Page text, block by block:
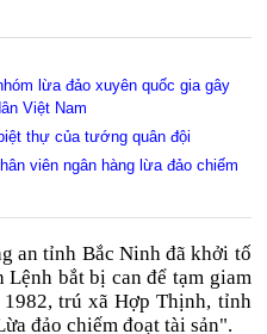
lừa đảo xuyên quốc gia gây
Việt Nam
thự của tướng quân đội
viên ngân hàng lừa đảo chiếm
an tỉnh Bắc Ninh đã khởi tố
bắt bị can để tạm giam
trú xã Hợp Thịnh, tỉnh
đảo chiếm đoạt tài sản".